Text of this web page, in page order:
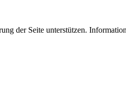
der Seite unterstützen.